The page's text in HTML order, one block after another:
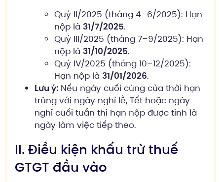
Quý II/2025 (tháng 4–6/2025): Hạn
nộp là 31/7/2025.
Quý III/2025 (tháng 7–9/2025): Hạn
nộp là 31/10/2025.
Quý IV/2025 (tháng 10–12/2025):
Hạn nộp là 31/01/2026.
Lưu ý: Nếu ngày cuối cùng của thời hạn
trùng với ngày nghỉ lễ, Tết hoặc ngày
nghỉ cuối tuần thì hạn nộp được tính là
ngày làm việc tiếp theo.
II. Điều kiện khấu trừ thuế
GTGT đầu vào